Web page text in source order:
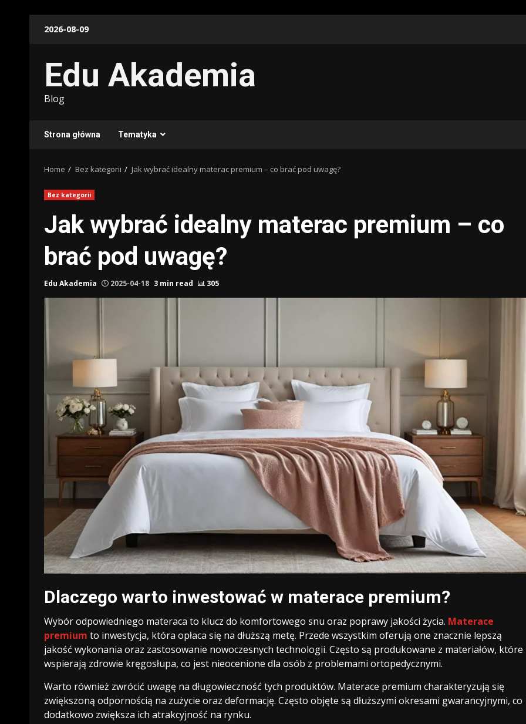
2026-08-09
Edu Akademia
Blog
Strona główna Tematyka
Home Bez kategorii Jak wybrać idealny materac premium – co brać pod uwagę?
Bez kategorii
Jak wybrać idealny materac premium – co
brać pod uwagę?
Edu Akademia 2025-04-18 3 min read 305
Dlaczego warto inwestować w materace premium?
Wybór odpowiedniego materaca to klucz do komfortowego snu oraz poprawy jakości życia. Materace
premium to inwestycja, która opłaca się na dłuższą metę. Przede wszystkim oferują one znacznie lepszą
jakość wykonania oraz zastosowanie nowoczesnych technologii. Często są produkowane z materiałów, które
wspierają zdrowie kręgosłupa, co jest nieocenione dla osób z problemami ortopedycznymi.
Warto również zwrócić uwagę na długowieczność tych produktów. Materace premium charakteryzują się
zwiększoną odpornością na zużycie oraz deformację. Często objęte są dłuższymi okresami gwarancyjnymi, co
dodatkowo zwiększa ich atrakcyjność na rynku.